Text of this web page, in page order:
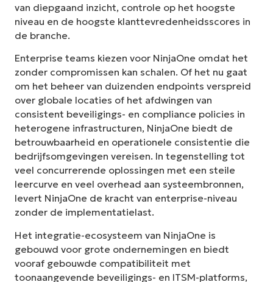
van diepgaand inzicht, controle op het hoogste
niveau en de hoogste klanttevredenheidsscores in
de branche.
Enterprise teams kiezen voor NinjaOne omdat het
zonder compromissen kan schalen. Of het nu gaat
om het beheer van duizenden endpoints verspreid
over globale locaties of het afdwingen van
consistent beveiligings- en compliance policies in
heterogene infrastructuren, NinjaOne biedt de
betrouwbaarheid en operationele consistentie die
bedrijfsomgevingen vereisen. In tegenstelling tot
veel concurrerende oplossingen met een steile
leercurve en veel overhead aan systeembronnen,
levert NinjaOne de kracht van enterprise-niveau
zonder de implementatielast.
Het integratie-ecosysteem van NinjaOne is
gebouwd voor grote ondernemingen en biedt
vooraf gebouwde compatibiliteit met
toonaangevende beveiligings- en ITSM-platforms,